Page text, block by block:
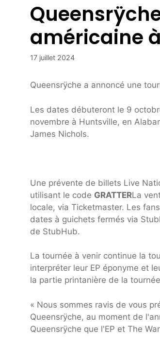
américaine
17 juillet 2024
Queensrÿche a annoncé une
Les dates débuteront le 9
novembre à Huntsville, en
James Nichols.
Une prévente de billets Live
utilisant le code GRATTERLa
locale, via Ticketmaster. Les
dates à guichets fermés via
de StubHub.
La tournée à venir continue la
interpréter leur EP éponyme et
la partie printanière de la
« Nous sommes ravis de vous
Queensrÿche, au moment de
Queensrÿche que l'EP et The